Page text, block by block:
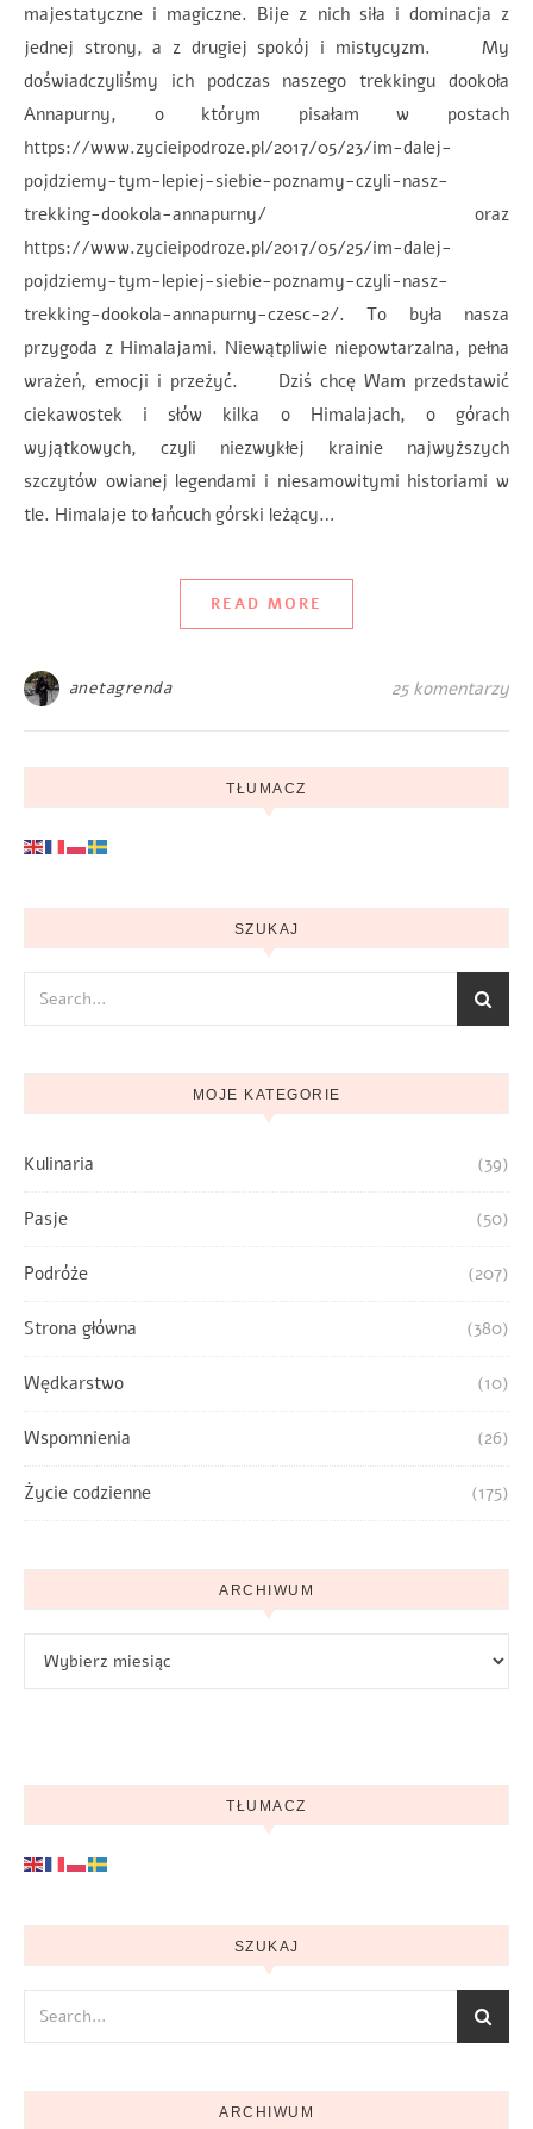
majestatyczne i magiczne. Bije z nich siła i dominacja z
jednej strony, a z drugiej spokój i mistycyzm. My
doświadczyliśmy ich podczas naszego trekkingu dookoła
Annapurny, o którym pisałam w postach
https://www.zycieipodroze.pl/2017/05/23/im-dalej-
pojdziemy-tym-lepiej-siebie-poznamy-czyli-nasz-
trekking-dookola-annapurny/ oraz
https://www.zycieipodroze.pl/2017/05/25/im-dalej-
pojdziemy-tym-lepiej-siebie-poznamy-czyli-nasz-
trekking-dookola-annapurny-czesc-2/. To była nasza
przygoda z Himalajami. Niewątpliwie niepowtarzalna, pełna
wrażeń, emocji i przeżyć. Dziś chcę Wam przedstawić
ciekawostek i słów kilka o Himalajach, o górach
wyjątkowych, czyli niezwykłej krainie najwyższych
szczytów owianej legendami i niesamowitymi historiami w
tle. Himalaje to łańcuch górski leżący…
READ MORE
anetagrenda 25 komentarzy
TŁUMACZ
SZUKAJ
MOJE KATEGORIE
Kulinaria (39)
Pasje (50)
Podróże (207)
Strona główna (380)
Wędkarstwo (10)
Wspomnienia (26)
Życie codzienne (175)
ARCHIWUM
TŁUMACZ
SZUKAJ
ARCHIWUM